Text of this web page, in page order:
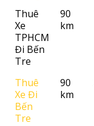
Thuê
Xe
TPHCM
Đi Bến
Tre
90
km
Thuê
Xe Đi
Bến
Tre
90
km